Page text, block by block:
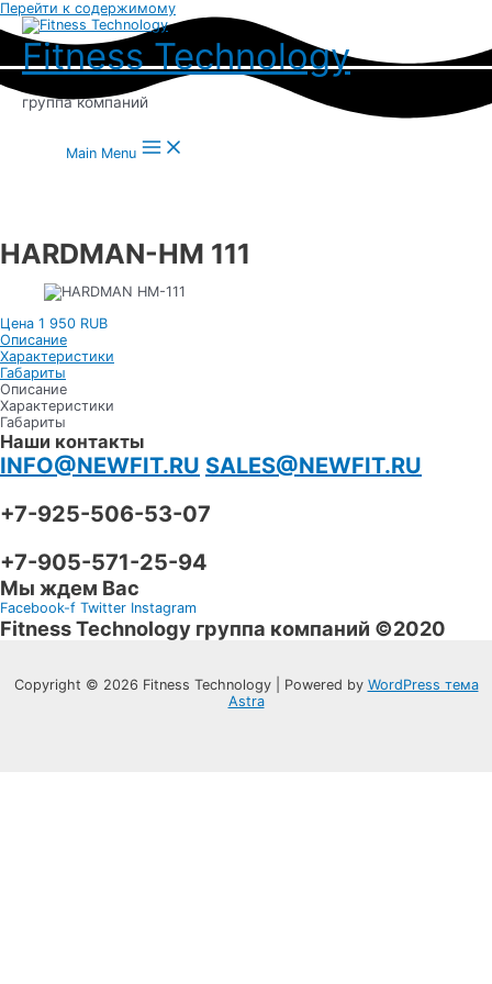
Перейти к содержимому
Fitness Technology
группа компаний
Main Menu
HARDMAN-HM 111
Цена 1 950 RUB
Описание
Характеристики
Габариты
Описание
Характеристики
Габариты
Наши контакты
INFO@NEWFIT.RU SALES@NEWFIT.RU
+7-925-506-53-07
+7-905-571-25-94
Мы ждем Вас
Facebook-f Twitter Instagram
Fitness Technology группа компаний ©2020
Copyright © 2026 Fitness Technology | Powered by WordPress тема
Astra